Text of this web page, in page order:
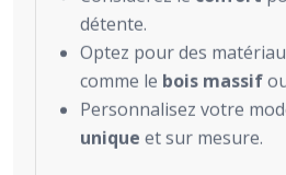
détente.
Optez pour des
comme le bois massif
Personnalisez votre
unique et sur mesure.